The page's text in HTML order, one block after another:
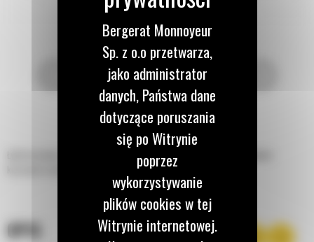
Łyżki do piasku i żwiru Cat® zostały zaprojektowane z myślą o przeładunku
OPIS
Bergerat Monnoyeur
Sp. z o.o przetwarza,
jako administrator
danych, Państwa dane
dotyczące poruszania
się po Witrynie
poprzez
wykorzystywanie
plików cookies w tej
Witrynie internetowej.